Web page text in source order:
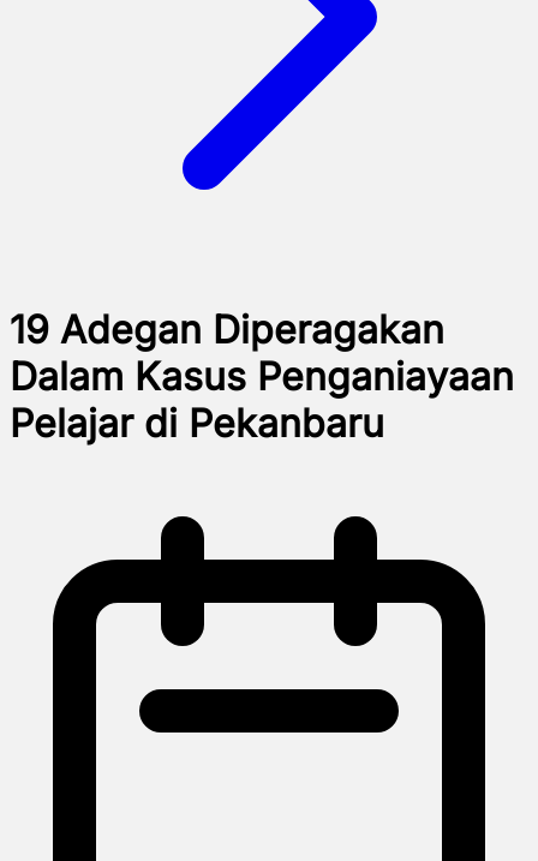
19 Adegan Diperagakan
Dalam Kasus Penganiayaan
Pelajar di Pekanbaru